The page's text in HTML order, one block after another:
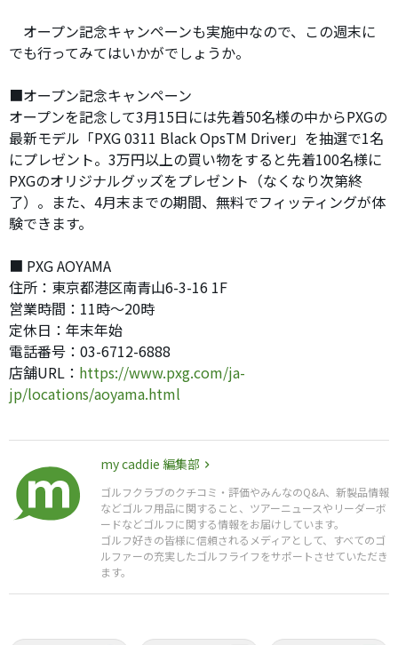
オープン記念キャンペーンも実施中なので、この週末に
でも行ってみてはいかがでしょうか。
■オープン記念キャンペーン
オープンを記念して3月15日には先着50名様の中からPXGの
最新モデル「PXG 0311 Black OpsTM Driver」を抽選で1名
にプレゼント。3万円以上の買い物をすると先着100名様に
PXGのオリジナルグッズをプレゼント（なくなり次第終
了）。また、4月末までの期間、無料でフィッティングが体
験できます。
■ PXG AOYAMA
住所：東京都港区南青山6-3-16 1F
営業時間：11時〜20時
定休日：年末年始
電話番号：03-6712-6888
店舗URL： https://www.pxg.com/ja-
jp/locations/aoyama.html
my caddie 編集部
ゴルフクラブのクチコミ・評価やみんなのQ&A、新製品情報
などゴルフ用品に関すること、ツアーニュースやリーダーボ
ードなどゴルフに関する情報をお届けしています。
ゴルフ好きの皆様に信頼されるメディアとして、すべてのゴ
ルファーの充実したゴルフライフをサポートさせていただき
ます。